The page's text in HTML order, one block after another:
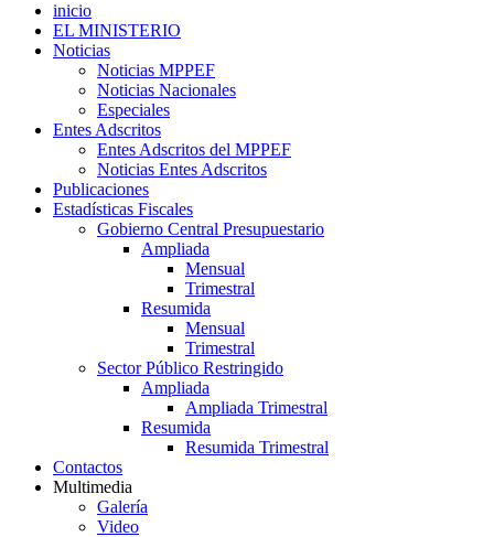
inicio
EL MINISTERIO
Noticias
Noticias MPPEF
Noticias Nacionales
Especiales
Entes Adscritos
Entes Adscritos del MPPEF
Noticias Entes Adscritos
Publicaciones
Estadísticas Fiscales
Gobierno Central Presupuestario
Ampliada
Mensual
Trimestral
Resumida
Mensual
Trimestral
Sector Público Restringido
Ampliada
Ampliada Trimestral
Resumida
Resumida Trimestral
Contactos
Multimedia
Galería
Video